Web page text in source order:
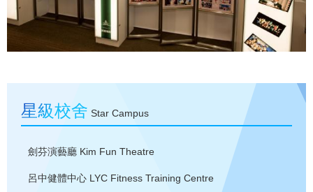
星級校舍 Star Campus
劍芬演藝廳 Kim Fun Theatre
呂中健體中心 LYC Fitness Training Centre